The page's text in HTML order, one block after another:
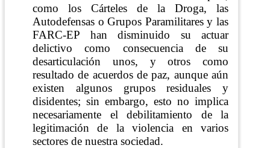
como los Cárteles de la Droga, las
Autodefensas o Grupos Paramilitares y las
FARC-EP han disminuido su actuar
delictivo como consecuencia de su
desarticulación unos, y otros como
resultado de acuerdos de paz, aunque aún
existen algunos grupos residuales y
disidentes; sin embargo, esto no implica
necesariamente el debilitamiento de la
legitimación de la violencia en varios
sectores de nuestra sociedad.